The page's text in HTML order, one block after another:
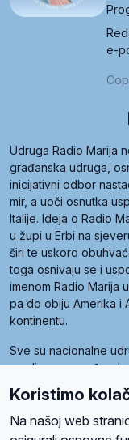
e-
Udruga Radio Marija
građanska udruga,
inicijativni odbor
mir, a uoči osnutka
Italije. Ideja o Radio
u župi u Erbi na
širi te uskoro
toga osnivaju se i
imenom Radio Marija
pa do obiju Amerika i
kontinentu.
Sve su nacionalne
zemljama, a
pod nazivom
Radio Maria).
kojima je i hrvatska
Koristimo
Na našoj web